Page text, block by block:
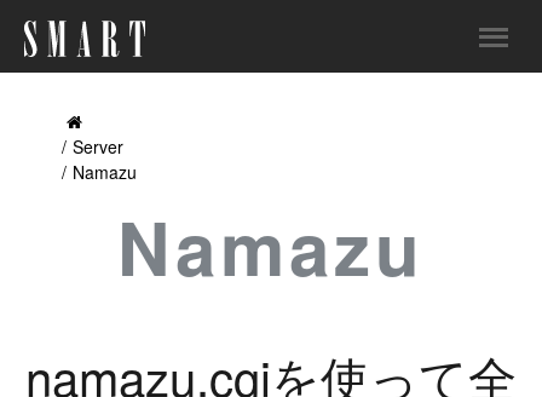
Server
Namazu
Namazu
namazu.cgiを使って全